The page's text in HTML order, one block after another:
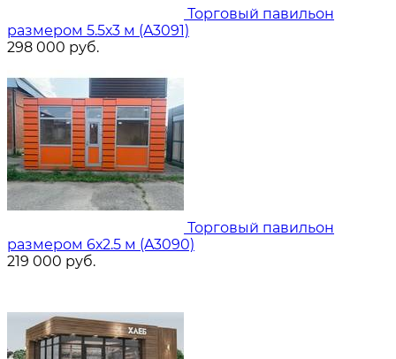
Торговый павильон
размером 5.5х3 м (A3091)
298 000 руб.
Торговый павильон
размером 6х2.5 м (A3090)
219 000 руб.